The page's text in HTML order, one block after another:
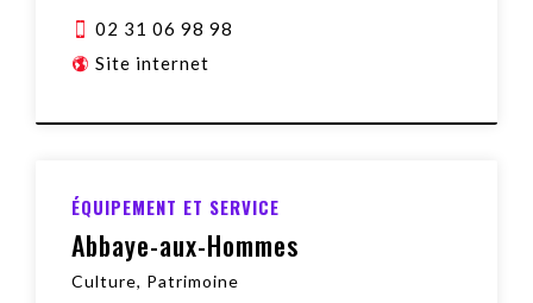
02 31 06 98 98
Site internet
ÉQUIPEMENT ET SERVICE
Abbaye-aux-Hommes
Culture, Patrimoine